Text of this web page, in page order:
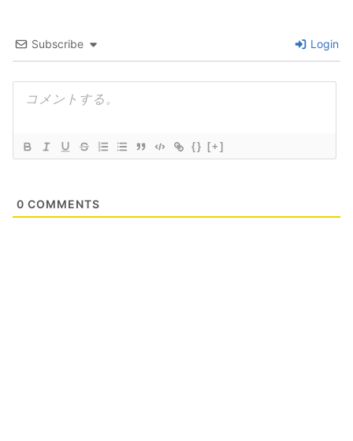
Subscribe Login
{} [+]
0 COMMENTS